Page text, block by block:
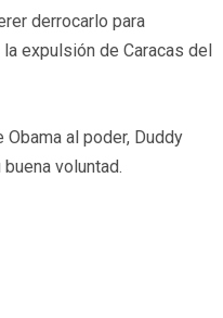
derrocarlo para
expulsión de Caracas del
al poder, Duddy
voluntad.